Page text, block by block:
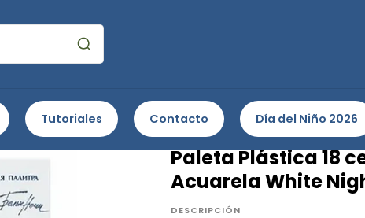
Tutoriales Contacto Día del Niño 2026
Medios Para acuarela Paleta Plástica 18 celdas vacías para
NEVSKAYA PALITRA
Paleta Plástica 18
Acuarela White
DESCRIPCIÓN